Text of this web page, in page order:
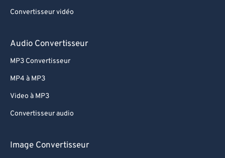
Convertisseur vidéo
Audio Convertisseur
MP3 Convertisseur
MP4 à MP3
Video à MP3
Convertisseur audio
Image Convertisseur